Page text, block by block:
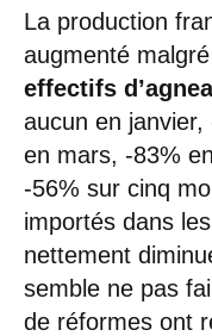
La production
augmenté
effectifs
aucun en
en mars, -83%
-56% sur cinq
importés dans
nettement
semble ne pas
de réformes ont